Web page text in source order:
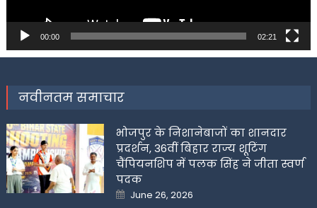
00:00 02:21
नवीनतम समाचार
भोजपुर के निशानेबाजों का शानदार
प्रदर्शन, 36वीं बिहार राज्य शूटिंग
चैंपियनशिप में पलक सिंह ने जीता स्वर्ण
पदक
Posted
on
June 26, 2026